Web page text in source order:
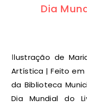
Dia
Ilustração de Mariana Rio Andante Associação
Artística | Feito em
da Biblioteca
Dia Mundial do